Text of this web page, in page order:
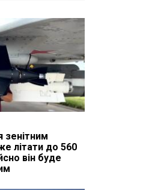
зенітним
літати до 560
він буде